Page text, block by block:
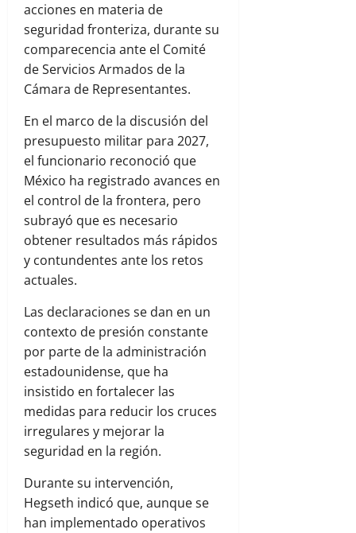
acciones en materia de
seguridad fronteriza, durante su
comparecencia ante el Comité
de Servicios Armados de la
Cámara de Representantes.
En el marco de la discusión del
presupuesto militar para 2027,
el funcionario reconoció que
México ha registrado avances en
el control de la frontera, pero
subrayó que es necesario
obtener resultados más rápidos
y contundentes ante los retos
actuales.
Las declaraciones se dan en un
contexto de presión constante
por parte de la administración
estadounidense, que ha
insistido en fortalecer las
medidas para reducir los cruces
irregulares y mejorar la
seguridad en la región.
Durante su intervención,
Hegseth indicó que, aunque se
han implementado operativos